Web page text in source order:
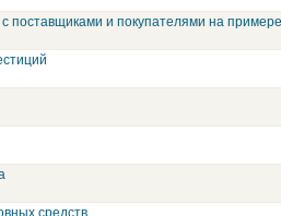
с поставщиками и покупателями на
средств